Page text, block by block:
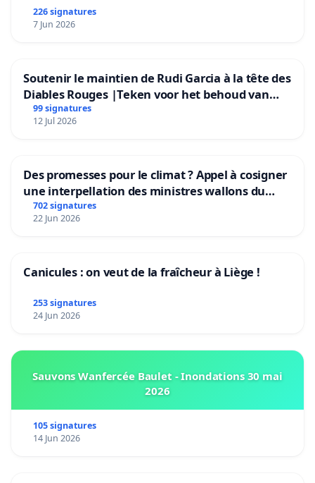
226 signatures
7 Jun 2026
Soutenir le maintien de Rudi Garcia à la tête des
Diables Rouges |Teken voor het behoud van
Rudi Garcia als bondscoach
99 signatures
12 Jul 2026
Des promesses pour le climat ? Appel à cosigner
une interpellation des ministres wallons du
climat et de l’environnement.
702 signatures
22 Jun 2026
Canicules : on veut de la fraîcheur à Liège !
253 signatures
24 Jun 2026
Sauvons Wanfercée Baulet - Inondations 30 mai
2026
105 signatures
14 Jun 2026